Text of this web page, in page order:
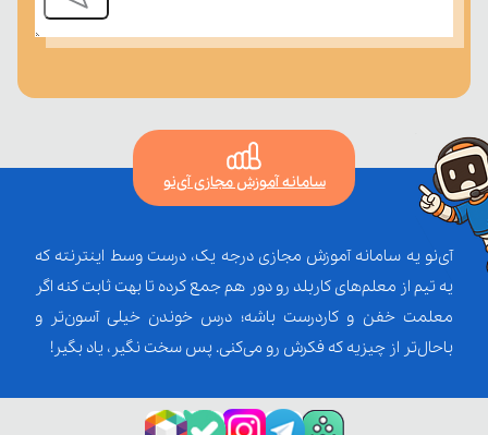
سامانه آموزش مجازی آی‌نو
آی‌نو یه سامانه آموزش مجازی درجه یک، درست وسط اینترنته که
یه تیم از معلم‌‌های کاربلد رو دور هم جمع کرده تا بهت ثابت کنه اگر
معلمت خفن و کاردرست باشه؛ درس خوندن خیلی آسون‌تر و
باحال‌تر از چیزیه که فکرش رو می‌کنی. پس سخت نگیر، یاد بگیر!